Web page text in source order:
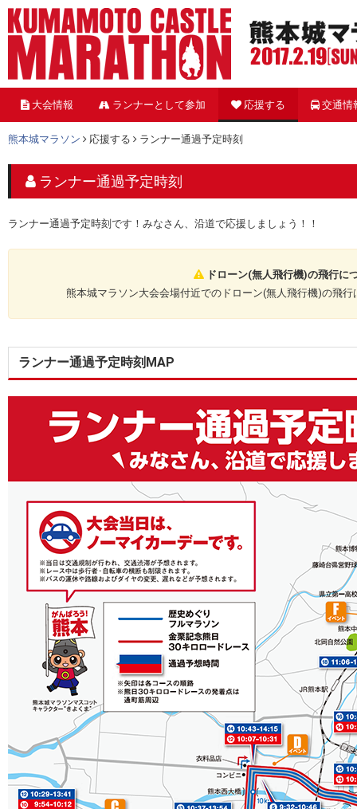
大会情報 ランナーとして参加 応援する 交通情
熊本城マラソン 応援する ランナー通過予定時刻
ランナー通過予定時刻
ランナー通過予定時刻です！みなさん、沿道で応援しましょう！！
ドローン(無人飛行機)の飛行に
熊本城マラソン大会会場付近でのドローン(無人飛行機)の飛
ランナー通過予定時刻MAP